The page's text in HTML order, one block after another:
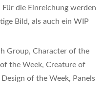
die Einreichung werden
Bild, als auch ein WIP
Group, Character of the
the Week, Creature of
of the Week, Panels